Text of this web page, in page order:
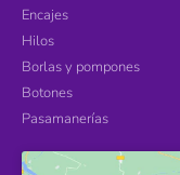
Encajes
Hilos
Borlas y pompones
Botones
Pasamanerías